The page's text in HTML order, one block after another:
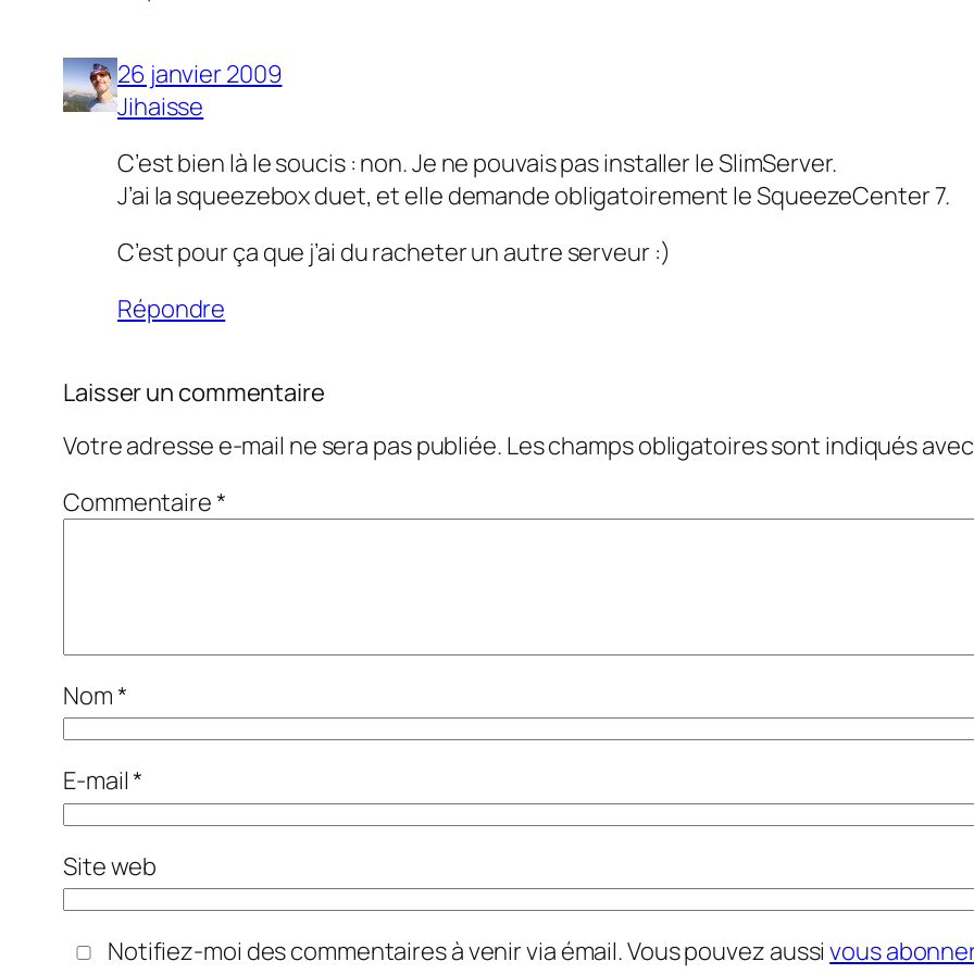
26 janvier 2009
Jihaisse
C’est bien là le soucis : non. Je ne pouvais pas installer le SlimServer.
J’ai la squeezebox duet, et elle demande obligatoirement le SqueezeCenter 7.
C’est pour ça que j’ai du racheter un autre serveur :)
Répondre
Laisser un commentaire
Votre adresse e-mail ne sera pas publiée. Les champs obligatoires sont indiqués
Commentaire*
Nom*
E-mail*
Site web
Notifiez-moi des commentaires à venir via émail. Vous pouvez aussivous